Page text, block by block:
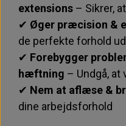
extensions – Sikrer,
✔ Øger præcision &
de perfekte forhold
✔ Forebygger
hæftning – Undgå,
✔ Nem at aflæse &
dine arbejdsforhold